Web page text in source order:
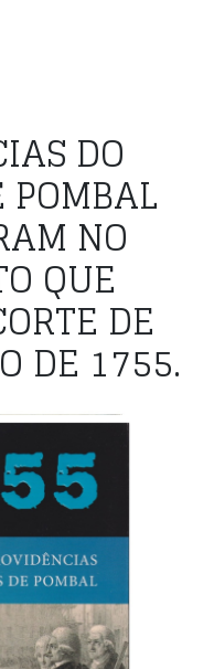
DO
POMBAL
NO
QUE
DE
DE 1755.